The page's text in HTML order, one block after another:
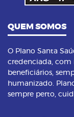
QUEM SOMOS
O Plano Santa
credenciada, com
beneficiários,
humanizado.
sempre perto,